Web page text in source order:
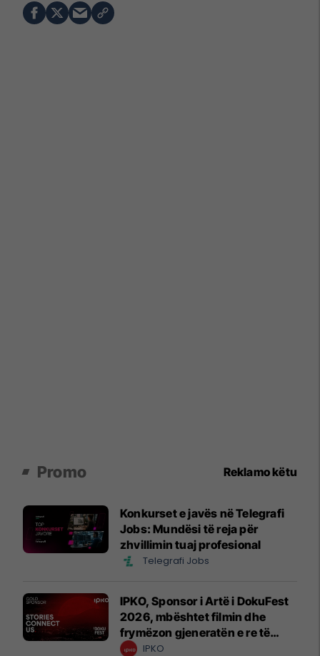
Promo Reklamo këtu
Konkurset e javës në Telegrafi
Jobs: Mundësi të reja për
zhvillimin tuaj profesional
Telegrafi Jobs
IPKO, Sponsor i Artë i DokuFest
2026, mbështet filmin dhe
frymëzon gjeneratën e re të
krijuesve
IPKO